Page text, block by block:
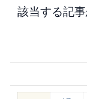
該当する記事